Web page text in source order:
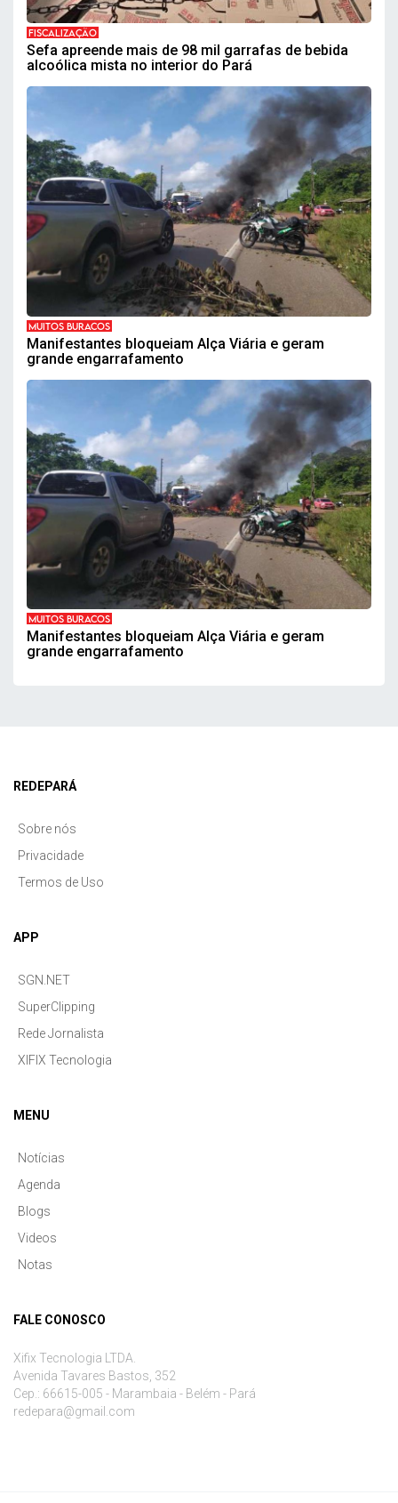
FISCALIZAÇÃO
Sefa apreende mais de 98 mil garrafas de bebida
alcoólica mista no interior do Pará
MUITOS BURACOS
Manifestantes bloqueiam Alça Viária e geram
grande engarrafamento
MUITOS BURACOS
Manifestantes bloqueiam Alça Viária e geram
grande engarrafamento
REDEPARÁ
Sobre nós
Privacidade
Termos de Uso
APP
SGN.NET
SuperClipping
Rede Jornalista
XIFIX Tecnologia
MENU
Notícias
Agenda
Blogs
Videos
Notas
FALE CONOSCO
Xifix Tecnologia LTDA.
Avenida Tavares Bastos, 352
Cep.: 66615-005 - Marambaia - Belém - Pará
redepara@gmail.com